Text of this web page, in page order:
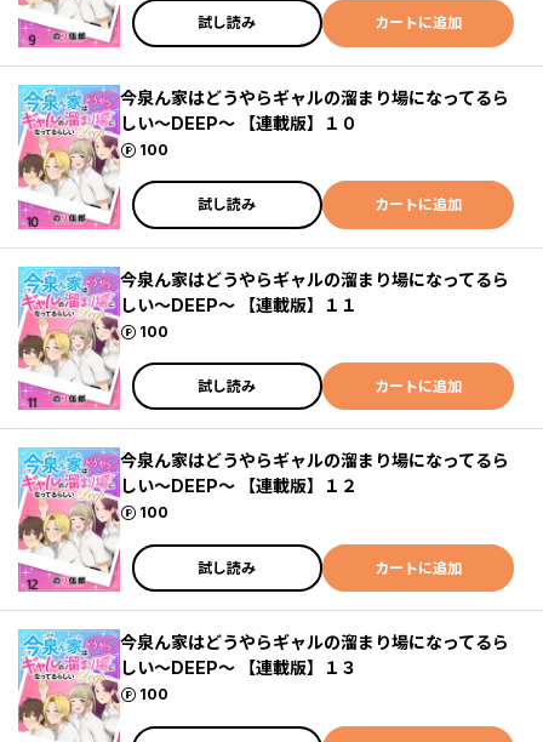
試し読み カートに追加
今泉ん家はどうやらギャルの溜まり場になってるら
しい～DEEP～ 【連載版】１０
100
ポイント
試し読み カートに追加
今泉ん家はどうやらギャルの溜まり場になってるら
しい～DEEP～ 【連載版】１１
100
ポイント
試し読み カートに追加
今泉ん家はどうやらギャルの溜まり場になってるら
しい～DEEP～ 【連載版】１２
100
ポイント
試し読み カートに追加
今泉ん家はどうやらギャルの溜まり場になってるら
しい～DEEP～ 【連載版】１３
100
ポイント